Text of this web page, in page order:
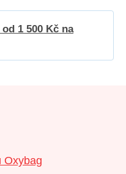
1 500 Kč na
Oxybag